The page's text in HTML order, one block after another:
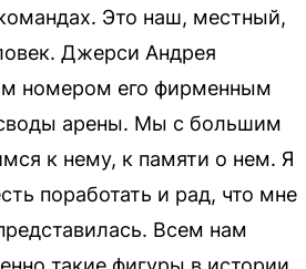
Это наш, местный,
Джерси Андрея
м номером его фирменным
арены. Мы с большим
к нему, к памяти о нем. Я
поработать и рад, что мне
Всем нам